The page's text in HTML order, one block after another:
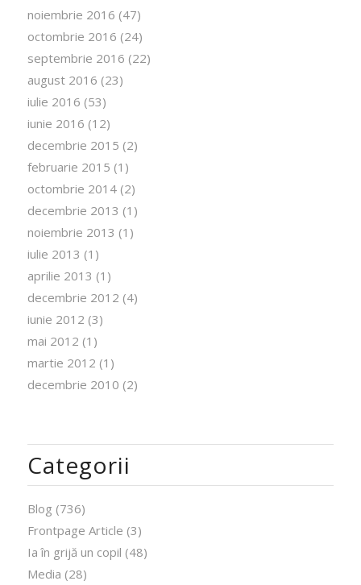
noiembrie 2016 (47)
octombrie 2016 (24)
septembrie 2016 (22)
august 2016 (23)
iulie 2016 (53)
iunie 2016 (12)
decembrie 2015 (2)
februarie 2015 (1)
octombrie 2014(2)
decembrie 2013 (1)
noiembrie 2013 (1)
iulie 2013 (1)
aprilie 2013 (1)
decembrie 2012 (4)
iunie 2012 (3)
mai 2012 (1)
martie 2012 (1)
decembrie 2010 (2)
Categorii
Blog (736)
Frontpage Article (3)
Ia în grijă un copil (48)
Media (28)